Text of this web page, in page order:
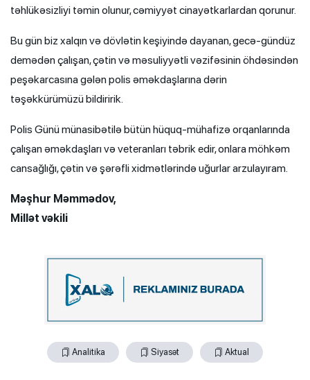
təhlükəsizliyi təmin olunur, cəmiyyət cinayətkarlardan qorunur.
Bu gün biz xalqın və dövlətin keşiyində dayanan, gecə-gündüz
demədən çalışan, çətin və məsuliyyətli vəzifəsinin öhdəsindən
peşəkarcasına gələn polis əməkdaşlarına dərin
təşəkkürümüzü bildiririk.
Polis Günü münasibətilə bütün hüquq-mühafizə orqanlarında
çalışan əməkdaşları və veteranları təbrik edir, onlara möhkəm
cansağlığı, çətin və şərəfli xidmətlərində uğurlar arzulayıram.
Məşhur Məmmədov,
Millət vəkili
Analitika Siyasət Aktual